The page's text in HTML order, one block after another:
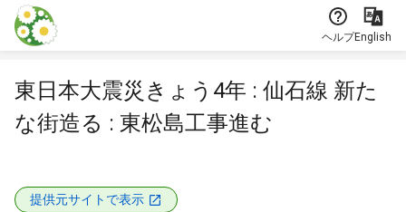
本文に飛ぶ
ヘルプEnglish
東日本大震災きょう4年 : 仙石線 新た
な街造る : 東松島工事進む
提供元サイトで表示